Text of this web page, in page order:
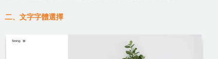
二、文字字體選擇